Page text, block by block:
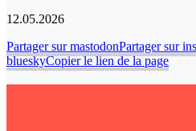
12.05.2026
Partager sur mastodonPartager sur
blueskyCopier le lien de la page